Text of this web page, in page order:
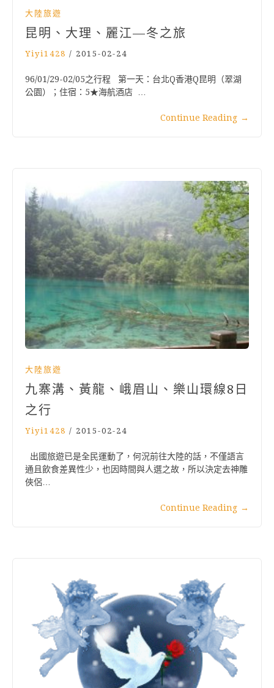
大陸旅遊
昆明、大理、麗江—冬之旅
Yiyi1428 / 2015-02-24
96/01/29-02/05之行程 第一天：台北Q香港Q昆明（翠湖
公園）；住宿：5★海航酒店 …
Continue Reading →
大陸旅遊
九寨溝、黃龍、峨眉山、樂山環線8日
之行
Yiyi1428 / 2015-02-24
出國旅遊已是全民運動了，何況前往大陸的話，不僅語言
通且飲食差異性少，也因時間與人選之故，所以決定去神雕
俠侶…
Continue Reading →